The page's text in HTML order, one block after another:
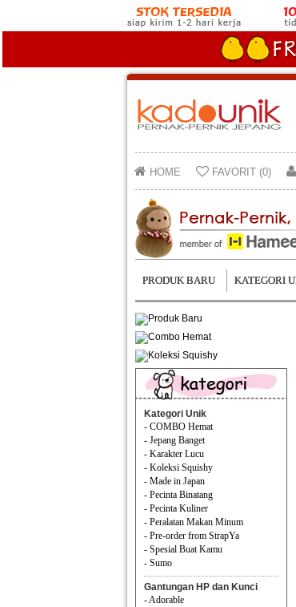
HOME FAVORIT (0)
PRODUK BARU KATEGORI
Kategori Unik
- COMBO Hemat
- Jepang Banget
- Karakter Lucu
- Koleksi Squishy
- Made in Japan
- Pecinta Binatang
- Pecinta Kuliner
- Peralatan Makan Minum
- Pre-order from StrapYa
- Spesial Buat Kamu
- Sumo
Gantungan HP dan Kunci
- Adorable